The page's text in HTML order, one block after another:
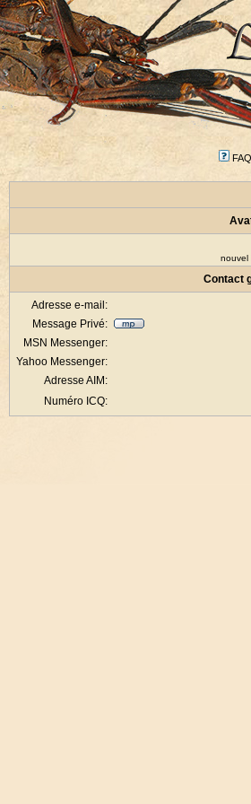
FAQ
nouvel
Contact
Adresse e-mail:
Message Privé:
MSN Messenger:
Yahoo Messenger:
Adresse AIM:
Numéro ICQ: